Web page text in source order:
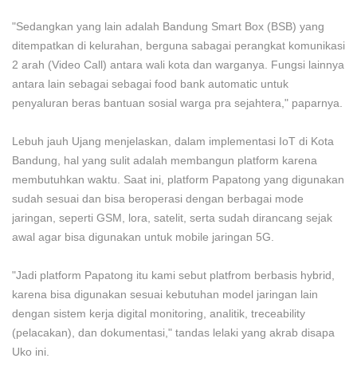
"Sedangkan yang lain adalah Bandung Smart Box (BSB) yang
ditempatkan di kelurahan, berguna sabagai perangkat komunikasi
2 arah (Video Call) antara wali kota dan warganya. Fungsi lainnya
antara lain sebagai sebagai food bank automatic untuk
penyaluran beras bantuan sosial warga pra sejahtera," paparnya.
Lebuh jauh Ujang menjelaskan, dalam implementasi IoT di Kota
Bandung, hal yang sulit adalah membangun platform karena
membutuhkan waktu. Saat ini, platform Papatong yang digunakan
sudah sesuai dan bisa beroperasi dengan berbagai mode
jaringan, seperti GSM, lora, satelit, serta sudah dirancang sejak
awal agar bisa digunakan untuk mobile jaringan 5G.
"Jadi platform Papatong itu kami sebut platfrom berbasis hybrid,
karena bisa digunakan sesuai kebutuhan model jaringan lain
dengan sistem kerja digital monitoring, analitik, treceability
(pelacakan), dan dokumentasi," tandas lelaki yang akrab disapa
Uko ini.